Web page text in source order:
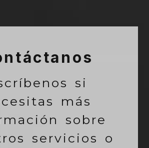
si
más
sobre
servicios o